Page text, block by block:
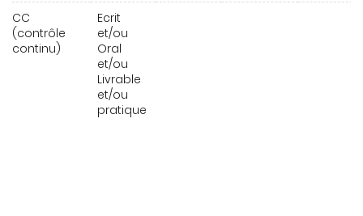
CC
(contrôle
continu)
Ecrit
et/ou
Oral
et/ou
Livrable
et/ou
pratique